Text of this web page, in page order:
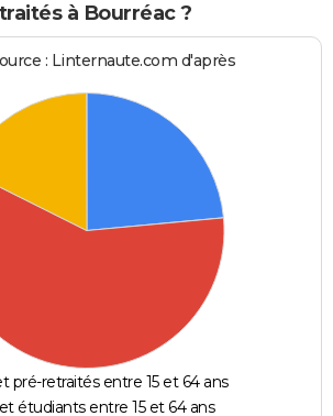
à Bourréac ?
: Linternaute.com d'après
pré-retraités entre 15 et 64 ans
étudiants entre 15 et 64 ans